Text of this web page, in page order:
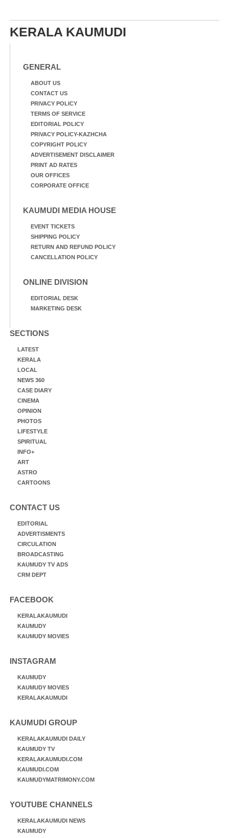
KERALA KAUMUDI
GENERAL
ABOUT US
CONTACT US
PRIVACY POLICY
TERMS OF SERVICE
EDITORIAL POLICY
PRIVACY POLICY-KAZHCHA
COPYRIGHT POLICY
ADVERTISEMENT DISCLAIMER
PRINT AD RATES
OUR OFFICES
CORPORATE OFFICE
KAUMUDI MEDIA HOUSE
EVENT TICKETS
SHIPPING POLICY
RETURN AND REFUND POLICY
CANCELLATION POLICY
ONLINE DIVISION
EDITORIAL DESK
MARKETING DESK
SECTIONS
LATEST
KERALA
LOCAL
NEWS 360
CASE DIARY
CINEMA
OPINION
PHOTOS
LIFESTYLE
SPIRITUAL
INFO+
ART
ASTRO
CARTOONS
CONTACT US
EDITORIAL
ADVERTISMENTS
CIRCULATION
BROADCASTING
KAUMUDY TV ADS
CRM DEPT
FACEBOOK
KERALAKAUMUDI
KAUMUDY
KAUMUDY MOVIES
INSTAGRAM
KAUMUDY
KAUMUDY MOVIES
KERALAKAUMUDI
KAUMUDI GROUP
KERALAKAUMUDI DAILY
KAUMUDY TV
KERALAKAUMUDI.COM
KAUMUDI.COM
KAUMUDYMATRIMONY.COM
YOUTUBE CHANNELS
KERALAKAUMUDI NEWS
KAUMUDY